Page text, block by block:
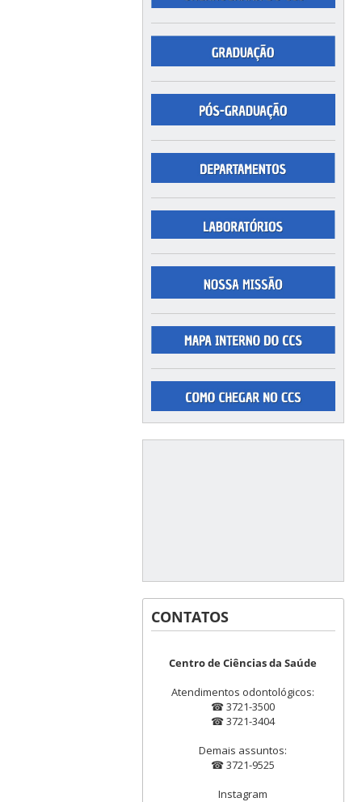
CONTATOS
Centro de Ciências da Saúde
Atendimentos odontológicos:
☎ 3721-3500
☎ 3721-3404
Demais assuntos:
☎ 3721-9525
Instagram